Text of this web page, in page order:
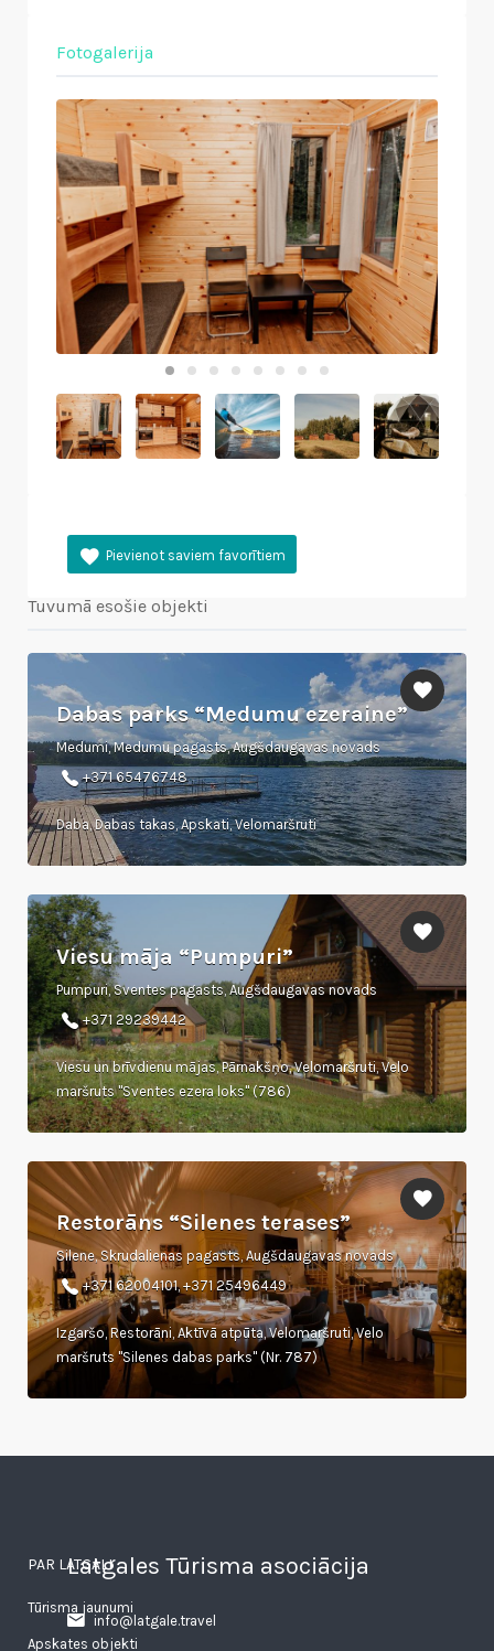
Fotogalerija
Tuvumā esošie objekti
Dabas parks “Medumu ezeraine”
Medumi, Medumu pagasts, Augšdaugavas novads
+371 65476748
Daba, Dabas takas, Apskati, Velomaršruti
Viesu māja “Pumpuri”
Pumpuri, Sventes pagasts, Augšdaugavas novads
+371 29239442
Viesu un brīvdienu mājas, Pārnakšņo, Velomaršruti, Velo
maršruts "Sventes ezera loks" (786)
Restorāns “Silenes terases”
Silene, Skrudalienas pagasts, Augšdaugavas novads
+371 62004101, +371 25496449
Izgaršo, Restorāni, Aktīvā atpūta, Velomaršruti, Velo
maršruts "Silenes dabas parks" (Nr. 787)
Latgales Tūrisma asociācija
info@latgale.travel
PAR LATGALI
Tūrisma jaunumi
Apskates objekti